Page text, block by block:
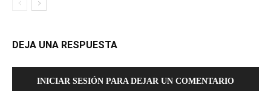
DEJA UNA RESPUESTA
INICIAR SESIÓN PARA DEJAR UN COMENTARIO